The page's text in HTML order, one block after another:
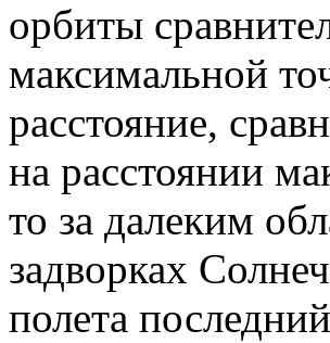
орбиты
максимальной
расстояние,
на расстоянии
то за далеким
задворках
полета